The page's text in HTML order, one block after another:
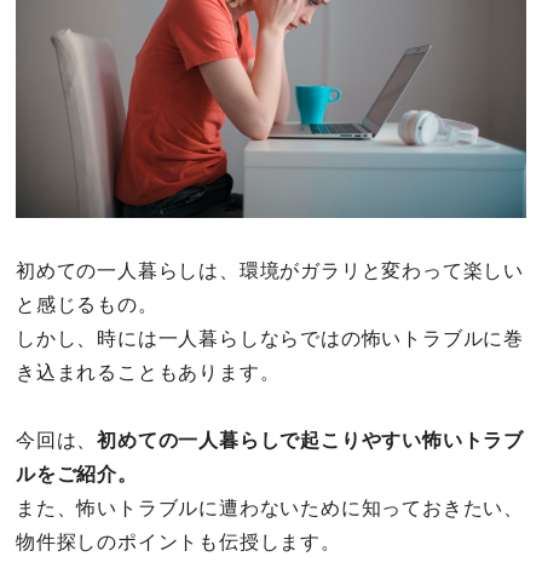
ドキドキ
仕事とキャリア
ファッション・美容
グルメ
趣味・旅行
不倫・だめ男
初めての一人暮らしは、環境がガラリと変わって楽しい
と感じるもの。
しかし、時には一人暮らしならではの怖いトラブルに巻
き込まれることもあります。
今回は、初めての一人暮らしで起こりやすい怖いトラブ
ルをご紹介。
また、怖いトラブルに遭わないために知っておきたい、
物件探しのポイントも伝授します。